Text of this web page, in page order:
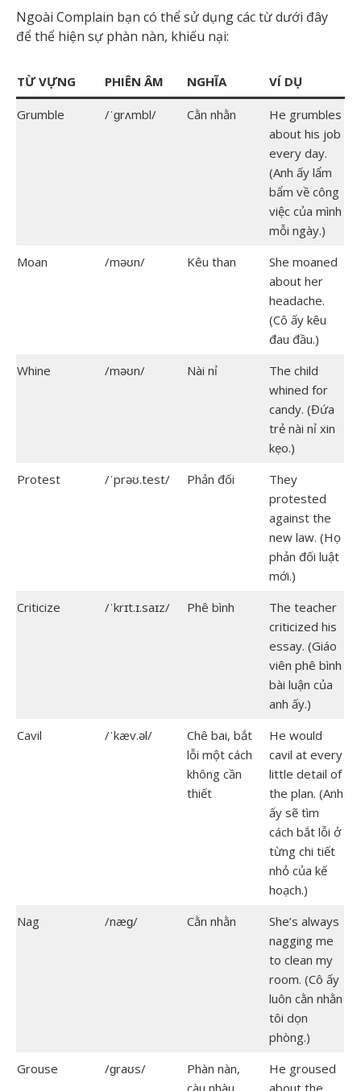
Ngoài Complain bạn có thể sử dụng các từ dưới đây
để thể hiện sự phàn nàn, khiếu nại:
TỪ VỰNG PHIÊN ÂM NGHĨA VÍ DỤ
Grumble /ˈɡrʌmbl/ Cằn nhằn
He grumbles
about his job
every day.
(Anh ấy lẩm
bẩm về công
việc của mình
mỗi ngày.)
Moan
/məʊn/ Kêu than
She moaned
about her
headache.
(Cô ấy kêu
đau đầu.)
Whine
/məʊn/ Nài nỉ
The child
whined for
candy. (Đứa
trẻ nài nỉ xin
kẹo.)
Protest
/ˈprəʊ.test/ Phản đối
They
protested
against the
new law. (Họ
phản đối luật
mới.)
Criticize
/ˈkrɪt.ɪ.saɪz/ Phê bình
The teacher
criticized his
essay. (Giáo
viên phê bình
bài luận của
anh ấy.)
Cavil
/ˈkæv.əl/
Chê bai, bắt
lỗi một cách
không cần
thiết
He would
cavil at every
little detail of
the plan. (Anh
ấy sẽ tìm
cách bắt lỗi ở
từng chi tiết
nhỏ của kế
hoạch.)
Nag
/næɡ/ Cằn nhằn
She’s always
nagging me
to clean my
room. (Cô ấy
luôn cằn nhằn
tôi dọn
phòng.)
Grouse
/ɡraʊs/
Phàn nàn,
càu nhàu
He groused
about the